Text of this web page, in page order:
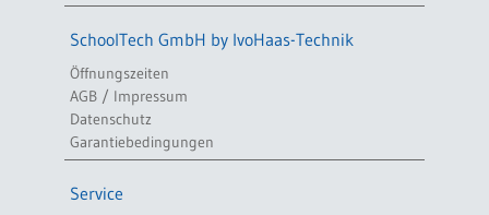
SchoolTech GmbH by IvoHaas-Technik
Öffnungszeiten
AGB / Impressum
Datenschutz
Garantiebedingungen
Service